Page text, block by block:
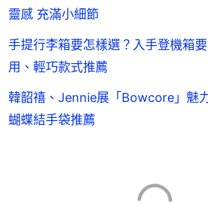
靈感 充滿小細節
手提行李箱要怎樣選？入手登機箱
用、輕巧款式推薦
韓韶禧、Jennie展「Bowcore」魅
蝴蝶結手袋推薦